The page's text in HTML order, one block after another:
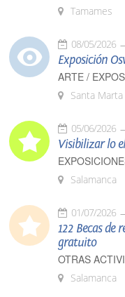
Tamames
08/05/2026
Exposición
ARTE /
Santa
05/06/2026
Visibilizar lo
Salamanca
01/07/2026
122 Becas de
gratuito
OTRAS
Salamanca